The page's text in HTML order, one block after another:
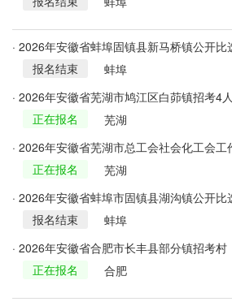
· 2026年安徽省蚌埠固镇县新马桥镇公开比
部17名公告
报名结束
蚌埠
· 2026年安徽省芜湖市鸠江区白茆镇招考4
正在报名
芜湖
· 2026年安徽省芜湖市总工会社会化工会
正在报名
芜湖
· 2026年安徽省蚌埠市固镇县湖沟镇公开比
的公告报名结束
蚌埠
· 2026年安徽省合肥市长丰县部分镇招考村
干部54人公告
正在报名
合肥